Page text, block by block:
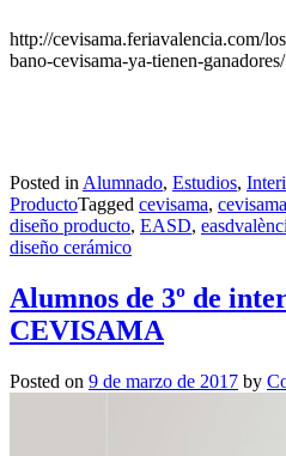
http://cevisama.feriavalencia.com/
bano-cevisama-ya-tienen-ganadores/
Posted in Alumnado, Estudios,
ProductoTagged cevisama,
diseño producto, EASD,
diseño cerámico
Alumnos de 3º de
CEVISAMA
Posted on 9 de marzo de 2017 by